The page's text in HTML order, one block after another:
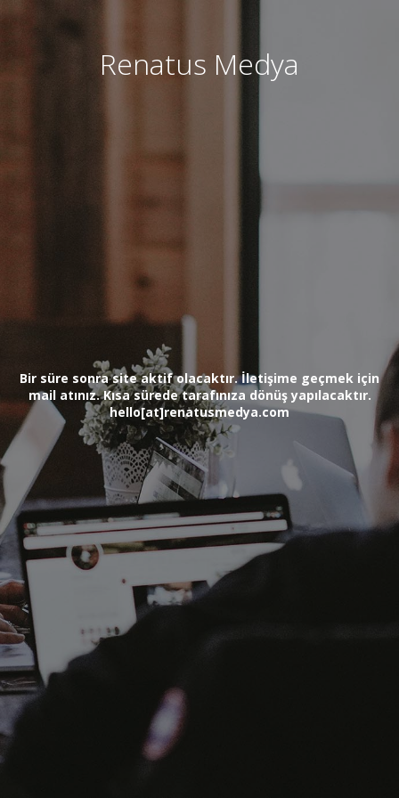
Renatus Medya
Bir süre sonra site aktif olacaktır. İletişime geçmek için
mail atınız. Kısa sürede tarafınıza dönüş yapılacaktır.
hello[at]renatusmedya.com